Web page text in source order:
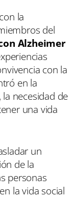
la
del
Alzheimer
con la
en la
necesidad de
una vida
un
de la
personas
la vida social